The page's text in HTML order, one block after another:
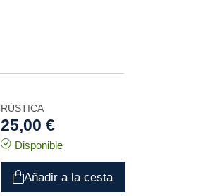
RÚSTICA
25,00 €
Disponible
Añadir a la cesta